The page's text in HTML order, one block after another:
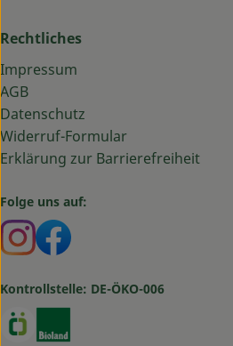
Rechtliches
Impressum
AGB
Datenschutz
Widerruf-Formular
Erklärung zur Barrierefreiheit
Folge uns auf:
Externer Link zu https://
Externer Link zu
Kontrollstelle: DE-ÖKO-006